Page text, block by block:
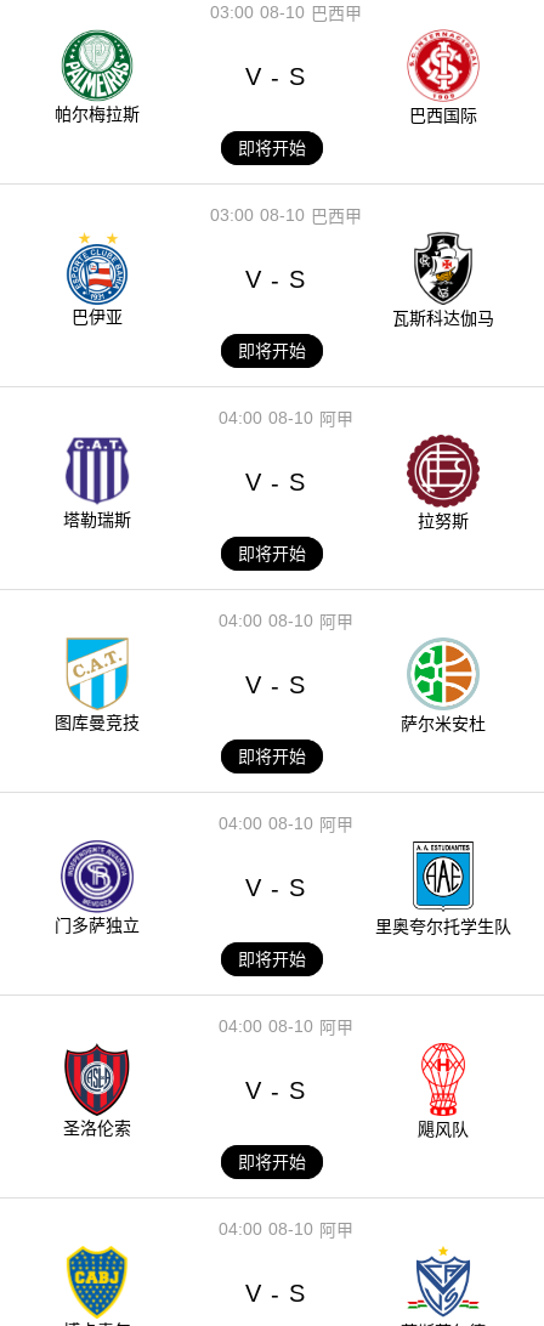
08-10
03:00 巴西甲
帕尔梅拉斯
V - S
巴西国际
即将开始
08-10
03:00 巴西甲
巴伊亚
V - S
瓦斯科达伽马
即将开始
08-10
04:00 阿甲
塔勒瑞斯
V - S
拉努斯
即将开始
08-10
04:00 阿甲
图库曼竞技
V - S
萨尔米安杜
即将开始
08-10
04:00 阿甲
门多萨独立
V - S
里奥夸尔托学生队
即将开始
08-10
04:00 阿甲
圣洛伦索
V - S
飓风队
即将开始
08-10
04:00 阿甲
V - S